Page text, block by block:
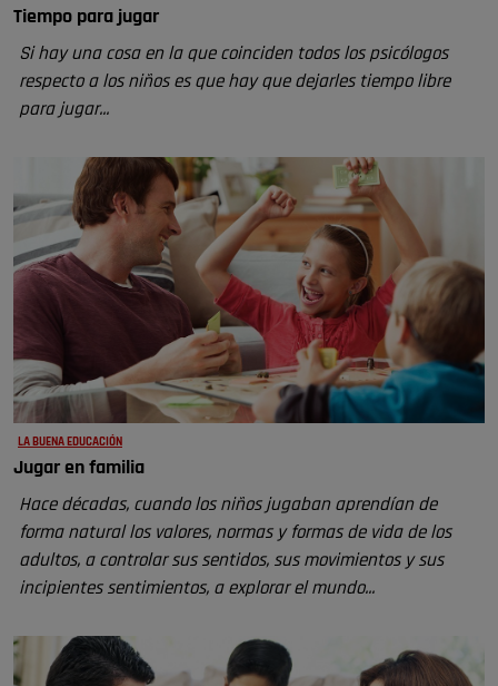
Tiempo para jugar
Si hay una cosa en la que coinciden todos los psicólogos
respecto a los niños es que hay que dejarles tiempo libre
para jugar...
LA BUENA EDUCACIÓN
Jugar en familia
Hace décadas, cuando los niños jugaban aprendían de
forma natural los valores, normas y formas de vida de los
adultos, a controlar sus sentidos, sus movimientos y sus
incipientes sentimientos, a explorar el mundo...